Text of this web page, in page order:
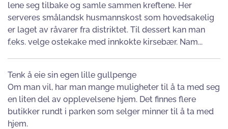
lene seg tilbake og samle sammen kreftene. Her
serveres smålandsk husmannskost som hovedsakelig
er laget av råvarer fra distriktet. Til dessert kan man
f.eks. velge ostekake med innkokte kirsebær. Nam...
Tenk å eie sin egen lille gullpenge
Om man vil, har man mange muligheter til å ta med seg
en liten del av opplevelsene hjem. Det finnes flere
butikker rundt i parken som selger minner til å ta med
hjem.